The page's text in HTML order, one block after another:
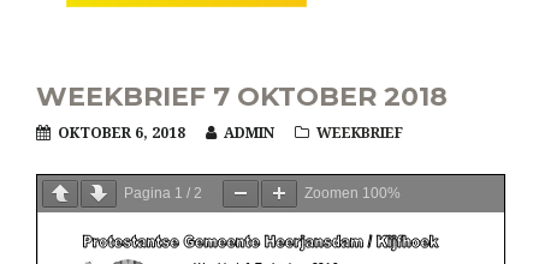
WEEKBRIEF 7 OKTOBER 2018
OKTOBER 6, 2018 ADMIN WEEKBRIEF
Pagina 1 / 2 Zoomen 100%